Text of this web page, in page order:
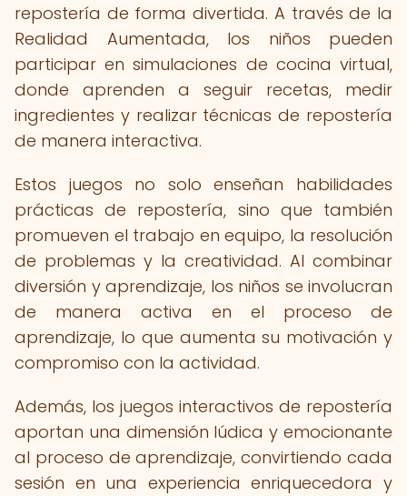
repostería de forma divertida. A través de la
Realidad Aumentada, los niños pueden
participar en simulaciones de cocina virtual,
donde aprenden a seguir recetas, medir
ingredientes y realizar técnicas de repostería
de manera interactiva.
Estos juegos no solo enseñan habilidades
prácticas de repostería, sino que también
promueven el trabajo en equipo, la resolución
de problemas y la creatividad. Al combinar
diversión y aprendizaje, los niños se involucran
de manera activa en el proceso de
aprendizaje, lo que aumenta su motivación y
compromiso con la actividad.
Además, los juegos interactivos de repostería
aportan una dimensión lúdica y emocionante
al proceso de aprendizaje, convirtiendo cada
sesión en una experiencia enriquecedora y